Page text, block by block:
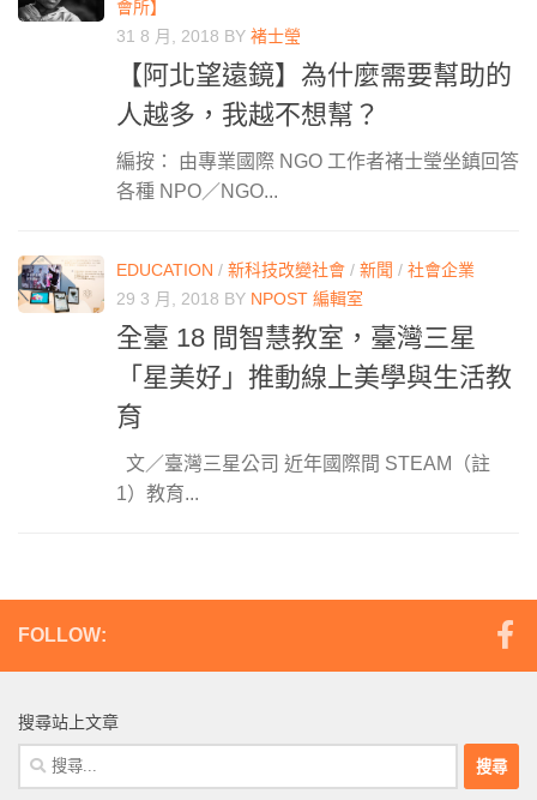
會所】
31 8 月, 2018 BY 褚士瑩
【阿北望遠鏡】為什麼需要幫助的
人越多，我越不想幫？
編按： 由專業國際 NGO 工作者褚士瑩坐鎮回答
各種 NPO／NGO...
EDUCATION / 新科技改變社會 / 新聞 / 社會企業
29 3 月, 2018 BY NPOST 編輯室
全臺 18 間智慧教室，臺灣三星
「星美好」推動線上美學與生活教
育
文／臺灣三星公司 近年國際間 STEAM（註
1）教育...
FOLLOW:
搜尋站上文章
搜
尋